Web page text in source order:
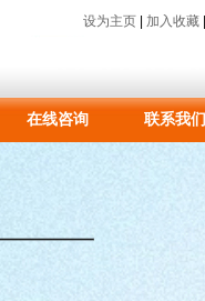
设为主页| 加入收藏|
在线咨询 联系我们